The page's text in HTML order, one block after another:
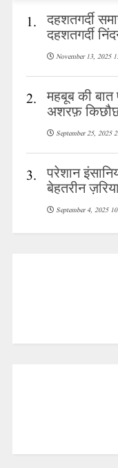
1. दहशतगर्दी
दहशतगर्दी
November 13, 2025
2. महबूब की
अशरफ़
September 25, 2025
3. परेशान
बेहतरीन
September 4, 2025